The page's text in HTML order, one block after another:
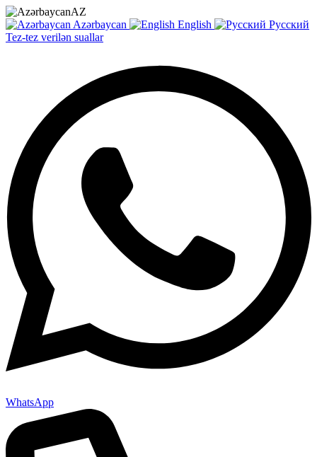
AZ
Azərbaycan
English
Русский
Tez-tez verilən suallar
WhatsApp